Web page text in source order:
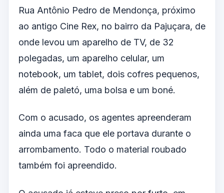
Rua Antônio Pedro de Mendonça, próximo
ao antigo Cine Rex, no bairro da Pajuçara, de
onde levou um aparelho de TV, de 32
polegadas, um aparelho celular, um
notebook, um tablet, dois cofres pequenos,
além de paletó, uma bolsa e um boné.
Com o acusado, os agentes apreenderam
ainda uma faca que ele portava durante o
arrombamento. Todo o material roubado
também foi apreendido.